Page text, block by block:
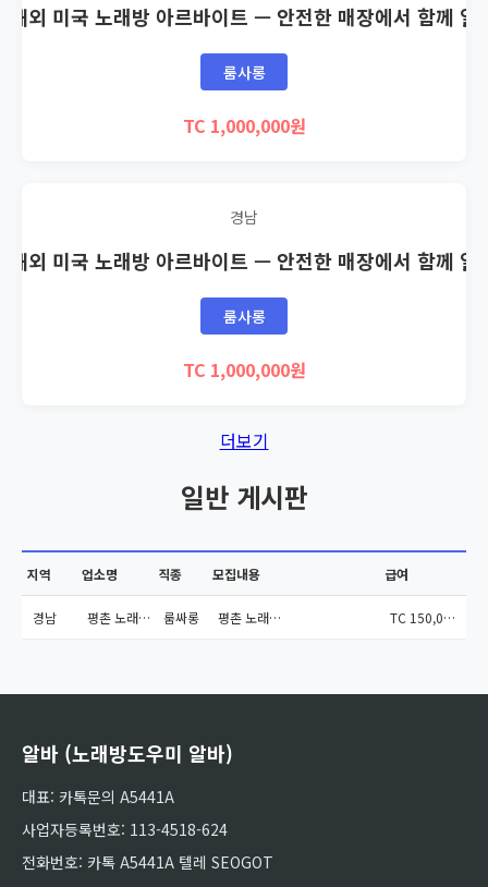
외 미국 노래방 아르바이트 — 안전한 매장에서 함께 일
룸사롱
TC 1,000,000원
경남
외 미국 노래방 아르바이트 — 안전한 매장에서 함께 일
룸사롱
TC 1,000,000원
더보기
일반 게시판
지역 업소명 직종 모집내용 급여
경남 평촌 노래방도우미 알바 룸싸롱 평촌 노래방도우미 알바... TC 150,000원
알바 (노래방도우미 알바)
대표: 카톡문의 A5441A
사업자등록번호: 113-4518-624
전화번호: 카톡 A5441A 텔레 SEOGOT